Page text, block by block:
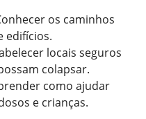
os caminhos
edifícios.
locais seguros
colapsar.
como ajudar
e crianças.